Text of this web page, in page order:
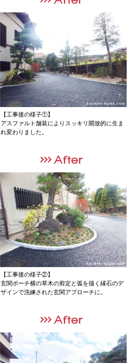
【工事後の様子①】
アスファルト舗装によりスッキリ開放的に生ま
れ変わりました。
【工事後の様子②】
玄関ポーチ横の草木の剪定と弧を描く縁石のデ
ザインで洗練された玄関アプローチに。